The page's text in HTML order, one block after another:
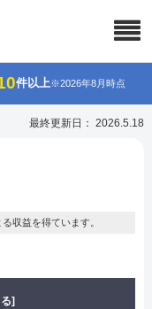
件以上※2026年8月時点
最終更新日： 2026.5.18
収益を得ています。
]